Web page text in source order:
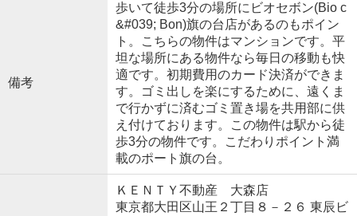
備考
歩いて徒歩3分の場所にビオセボン(Bio c
&#039; Bon)旗の台店があるのもポイン
ト。こちらの物件はマンションです。平
坦な場所にある物件なら毎日の移動も快
適です。初期費用のカード決済ができま
す。ゴミ出しを楽にするために、遠くま
で行かずに済むゴミ置き場を共用部に供
え付けております。この物件は駅から徒
歩3分の物件です。こだわりポイント満
載のポート旗の台。
ＫＥＮＴＹ不動産 大森店
東京都大田区山王２丁目８－２６ 東辰ビ